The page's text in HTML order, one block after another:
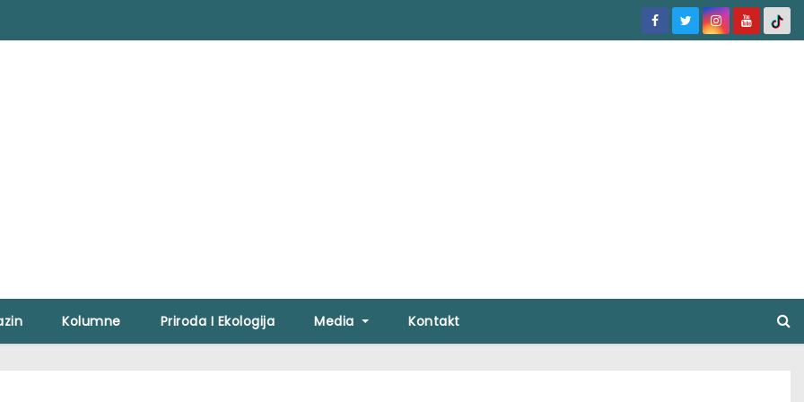
Kolumne Priroda I Ekologija Media Kontakt